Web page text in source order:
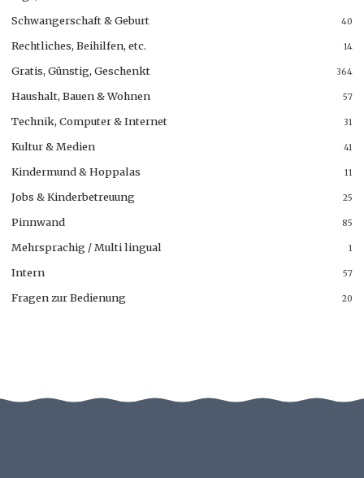
40
Schwangerschaft & Geburt
14
Rechtliches, Beihilfen, etc.
364
Gratis, Günstig, Geschenkt
57
Haushalt, Bauen & Wohnen
31
Technik, Computer & Internet
41
Kultur & Medien
11
Kindermund & Hoppalas
25
Jobs & Kinderbetreuung
85
Pinnwand
1
Mehrsprachig / Multi lingual
57
Intern
20
Fragen zur Bedienung